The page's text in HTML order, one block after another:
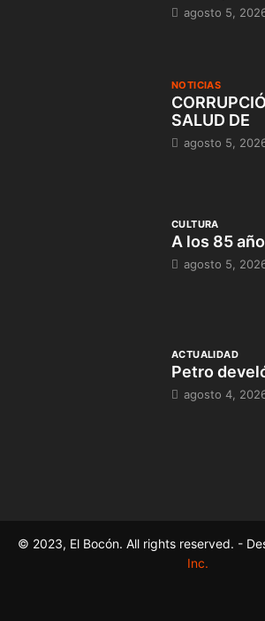
agosto 5,
NOTICIAS
SALUD DE
agosto 5,
CULTURA
A los 85
agosto 5,
ACTUALIDAD
Petro
agosto 4,
© 2023, El Bocón. All rights reserved. -
Inc.